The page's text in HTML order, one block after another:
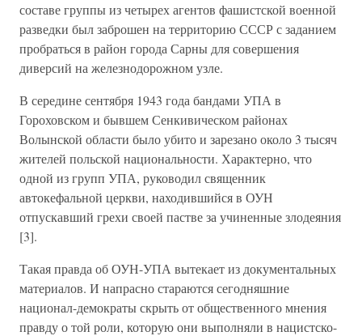
составе группы из четырех агентов фашистской военной
разведки был заброшен на территорию СССР с заданием
пробраться в район города Сарны для совершения
диверсий на железнодорожном узле.
В середине сентября 1943 года бандами УПА в
Гороховском и бывшем Сенкивическом районах
Волынской области было убито и зарезано около 3 тысяч
жителей польской национальности. Характерно, что
одной из групп УПА, руководил священник
автокефальной церкви, находившийся в ОУН
отпускавший грехи своей пастве за учиненные злодеяния
[3].
Такая правда об ОУН-УПА вытекает из документальных
материалов. И напрасно стараются сегодняшние
национал-демократы скрыть от общественного мнения
правду о той роли, которую они выполняли в нацистско-